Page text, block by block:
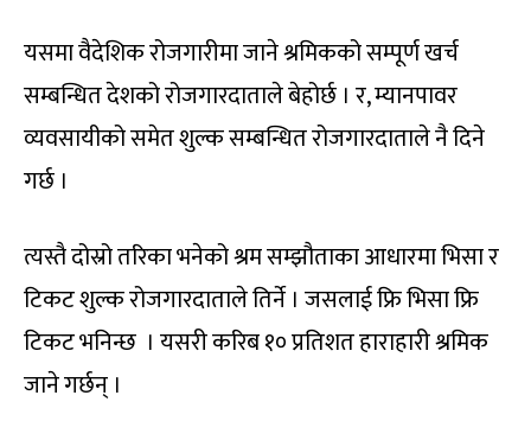
यसमा वैदेशिक रोजगारीमा जाने श्रमिकको सम्पूर्ण खर्च
सम्बन्धित देशको रोजगारदाताले बेहोर्छ । र, म्यानपावर
व्यवसायीको समेत शुल्क सम्बन्धित रोजगारदाताले नै दिने
गर्छ ।
त्यस्तै दोस्रो तरिका भनेको श्रम सम्झौताका आधारमा भिसा र
टिकट शुल्क रोजगारदाताले तिर्ने । जसलाई फ्रि भिसा फ्रि
टिकट भनिन्छ । यसरी करिब १० प्रतिशत हाराहारी श्रमिक
जाने गर्छन् ।